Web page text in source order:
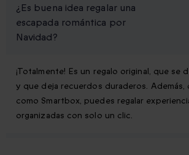
¿Es buena idea regalar una
escapada romántica por
Navidad?
¡Totalmente! Es un regalo original, que se
y que deja recuerdos duraderos.
como Smartbox, puedes regalar
organizadas con solo un clic.